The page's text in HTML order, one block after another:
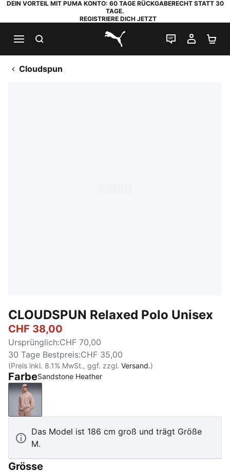
DEIN VORTEIL MIT PUMA KONTO: 60 TAGE RÜCKGABERECHT STATT 30
TAGE.
REGISTRIERE DICH JETZT
PUMA.com
LIVE-CHAT
MEIN
Cloudspun
CLOUDSPUN Relaxed Polo Unisex
CHF 38,00
Ursprünglich:CHF 70,00
30 Tage Bestpreis:CHF 35,00
(Preis inkl. 8.1% MwSt., ggf. zzgl. Versand.)
FarbeSandstone Heather
Sandstone Heather
Das Model ist 186 cm groß und trägt Größe
M.
Grösse